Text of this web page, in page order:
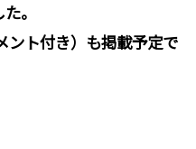
。
ト付き）も掲載予定で